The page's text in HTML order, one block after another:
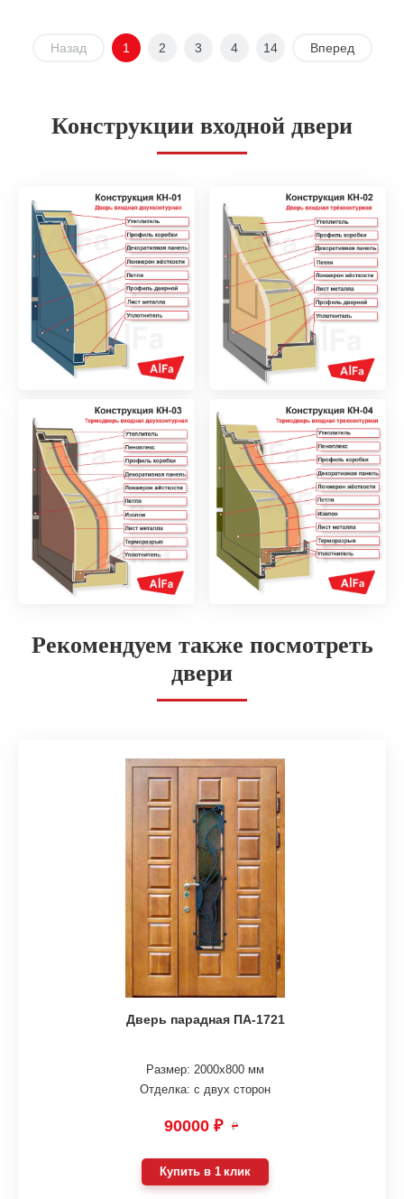
Назад 1 2 3 4 14 Вперед
Конструкции входной двери
Рекомендуем также посмотреть
двери
Дверь парадная ПА-1721
Размер: 2000х800 мм
Отделка: с двух сторон
90000 ₽ ₽
Купить в 1 клик